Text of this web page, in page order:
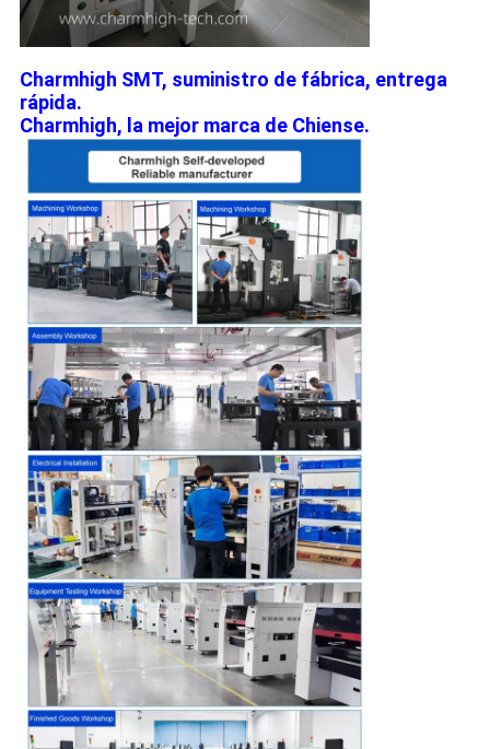
Charmhigh SMT, suministro de fábrica, entrega
rápida.
Charmhigh, la mejor marca de Chiense.